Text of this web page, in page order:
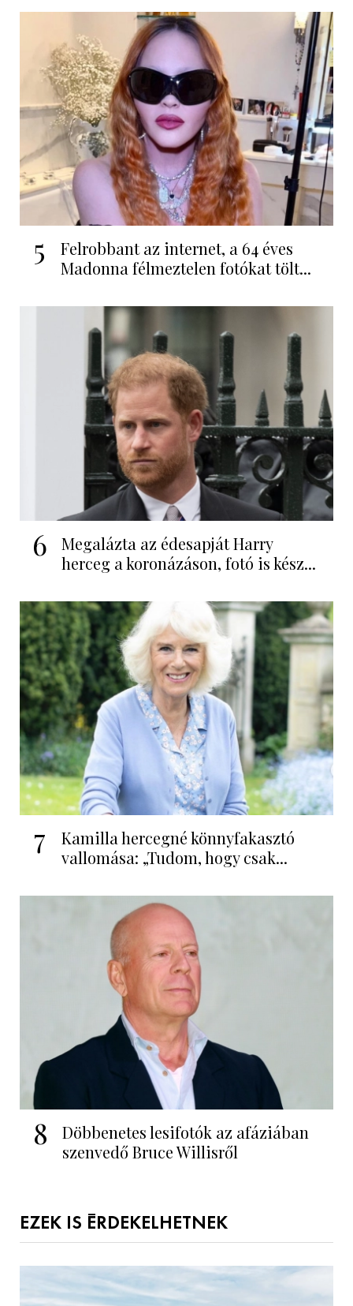
5
Felrobbant az internet, a 64 éves
Madonna félmeztelen fotókat tölt...
6
Megalázta az édesapját Harry
herceg a koronázáson, fotó is kész...
7
Kamilla hercegné könnyfakasztó
vallomása: „Tudom, hogy csak...
8
Döbbenetes lesifotók az afáziában
szenvedő Bruce Willisről
EZEK IS ÉRDEKELHETNEK